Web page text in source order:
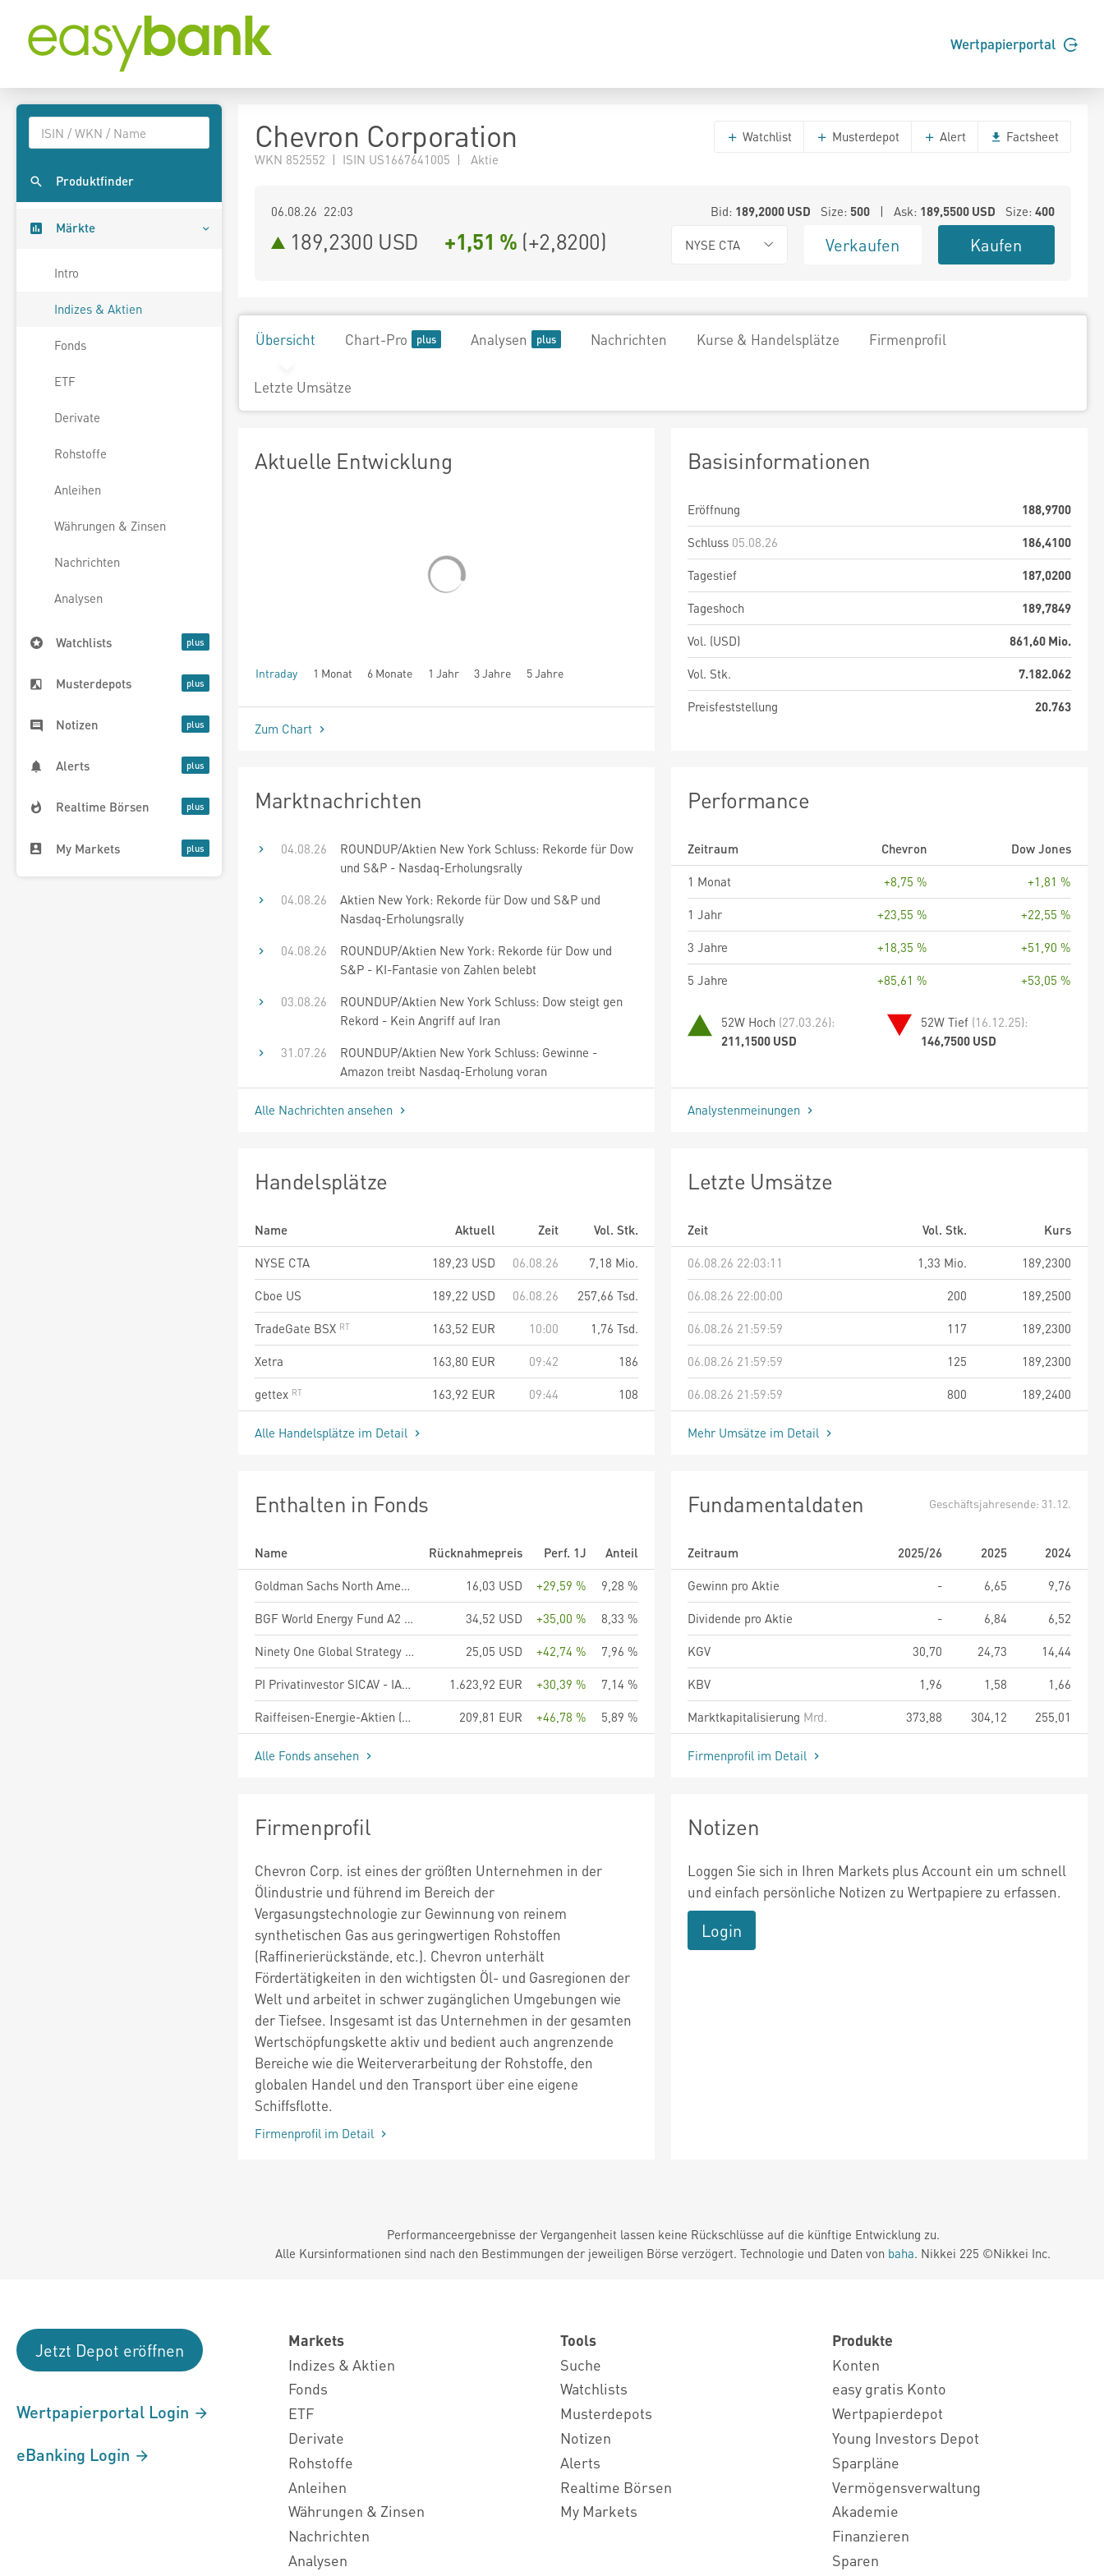
Wertpapierportal
Produktfinder
Märkte
Intro
Indizes & Aktien
Fonds
ETF
Derivate
Rohstoffe
Anleihen
Währungen & Zinsen
Nachrichten
Analysen
Watchlists
Musterdepots
Notizen
Alerts
Realtime Börsen
My Markets
Chevron Corporation
WKN 852552 | ISIN US1667641005 | Aktie
Watchlist Musterdepot Alert Factsheet
06.08.26 22:03 Bid: 189,2000USD Size: 500| Ask: 189,5500USD Size: 400
189,2300 USD +1,51 % (+2,8200) NYSE CTA Verkaufen Kaufen
Übersicht Chart-Pro Analysen Nachrichten Kurse & Handelsplätze Firmenprofil
Letzte Umsätze
Aktuelle Entwicklung
Intraday 1 Monat 6 Monate 1 Jahr 3 Jahre 5 Jahre
seit Beginn
Zum Chart
Basisinformationen
Eröffnung
188,9700
Schluss 05.08.26
186,4100
Tagestief
187,0200
Tageshoch
189,7849
Vol. (USD)
861,60 Mio.
Vol. Stk.
7.182.062
Preisfeststellung
20.763
Marktnachrichten
04.08.26
ROUNDUP/Aktien New York Schluss: Rekorde für Dow
und S&P - Nasdaq-Erholungsrally
04.08.26
Aktien New York: Rekorde für Dow und S&P und
Nasdaq-Erholungsrally
04.08.26
ROUNDUP/Aktien New York: Rekorde für Dow und
S&P - KI-Fantasie von Zahlen belebt
03.08.26
ROUNDUP/Aktien New York Schluss: Dow steigt gen
Rekord - Kein Angriff auf Iran
31.07.26
ROUNDUP/Aktien New York Schluss: Gewinne -
Amazon treibt Nasdaq-Erholung voran
Alle Nachrichten ansehen
Performance
Zeitraum Chevron
Dow Jones
1 Monat
+8,75 %
+1,81 %
1 Jahr
+23,55 %
+22,55 %
3 Jahre
+18,35 %
+51,90 %
5 Jahre
+85,61 % +53,05 %
52W Hoch (27.03.26):
211,1500 USD
52W Tief (16.12.25):
146,7500 USD
Analystenmeinungen
Handelsplätze
Name Aktuell Zeit
Vol. Stk.
NYSE CTA
189,23 USD 06.08.26
7,18 Mio.
Cboe US
189,22 USD 06.08.26
257,66 Tsd.
TradeGate BSX
163,52 EUR 10:00
1,76 Tsd.
Xetra
163,80 EUR 09:42
186
gettex
163,92 EUR 09:44 108
Alle Handelsplätze im Detail
Letzte Umsätze
Zeit Vol. Stk.
Kurs
06.08.26 22:03:11
1,33 Mio.
189,2300
06.08.26 22:00:00
200
189,2500
06.08.26 21:59:59
117
189,2300
06.08.26 21:59:59
125
189,2300
06.08.26 21:59:59
800 189,2400
Mehr Umsätze im Detail
Enthalten in Fonds
Name Rücknahmepreis Perf. 1J
Anteil
Goldman Sachs North America Energy & Energy Infrastructure Equity Portfolio Base Shares (Acc.)
16,03 USD +29,59 %
9,28 %
BGF World Energy Fund A2 USD
34,52 USD +35,00 %
8,33 %
Ninety One Global Strategy Fund - Global Natural Resources Fund A Acc USD
25,05 USD +42,74 %
7,96 %
PI Privatinvestor SICAV - IAB Strategy Fund EUR
1.623,92 EUR +30,39 %
7,14 %
Raiffeisen-Energie-Aktien (R) (T)
209,81 EUR +46,78 % 5,89 %
Alle Fonds ansehen
Fundamentaldaten Geschäftsjahresende: 31.12.
Zeitraum 2025/26 2025
2024
Gewinn pro Aktie
- 6,65
9,76
Dividende pro Aktie
- 6,84
6,52
KGV
30,70 24,73
14,44
KBV
1,96 1,58
1,66
Marktkapitalisierung Mrd. 373,88 304,12 255,01
Firmenprofil im Detail
Firmenprofil
Chevron Corp. ist eines der größten Unternehmen in der
Ölindustrie und führend im Bereich der
Vergasungstechnologie zur Gewinnung von reinem
synthetischen Gas aus geringwertigen Rohstoffen
(Raffinerierückstände, etc.). Chevron unterhält
Fördertätigkeiten in den wichtigsten Öl- und Gasregionen der
Welt und arbeitet in schwer zugänglichen Umgebungen wie
der Tiefsee. Insgesamt ist das Unternehmen in der gesamten
Wertschöpfungskette aktiv und bedient auch angrenzende
Bereiche wie die Weiterverarbeitung der Rohstoffe, den
globalen Handel und den Transport über eine eigene
Schiffsflotte.
Firmenprofil im Detail
Notizen
Loggen Sie sich in Ihren Markets plus Account ein um schnell
und einfach persönliche Notizen zu Wertpapiere zu erfassen.
Login
Performanceergebnisse der Vergangenheit lassen keine Rückschlüsse auf die künftige Entwicklung zu.
Alle Kursinformationen sind nach den Bestimmungen der jeweiligen Börse verzögert. Technologie und Daten von baha. Nikkei 225 ©Nikkei Inc.
Jetzt Depot eröffnen
Wertpapierportal Login
eBanking Login
Markets
Indizes & Aktien
Fonds
ETF
Derivate
Rohstoffe
Anleihen
Währungen & Zinsen
Nachrichten
Analysen
Tools
Suche
Watchlists
Musterdepots
Notizen
Alerts
Realtime Börsen
My Markets
Produkte
Konten
easy gratis Konto
Wertpapierdepot
Young Investors Depot
Sparpläne
Vermögensverwaltung
Akademie
Finanzieren
Sparen